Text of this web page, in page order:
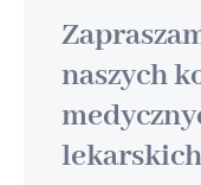
naszych
lekarskich